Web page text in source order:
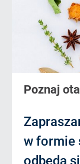
Poznaj
w formie
odbędą